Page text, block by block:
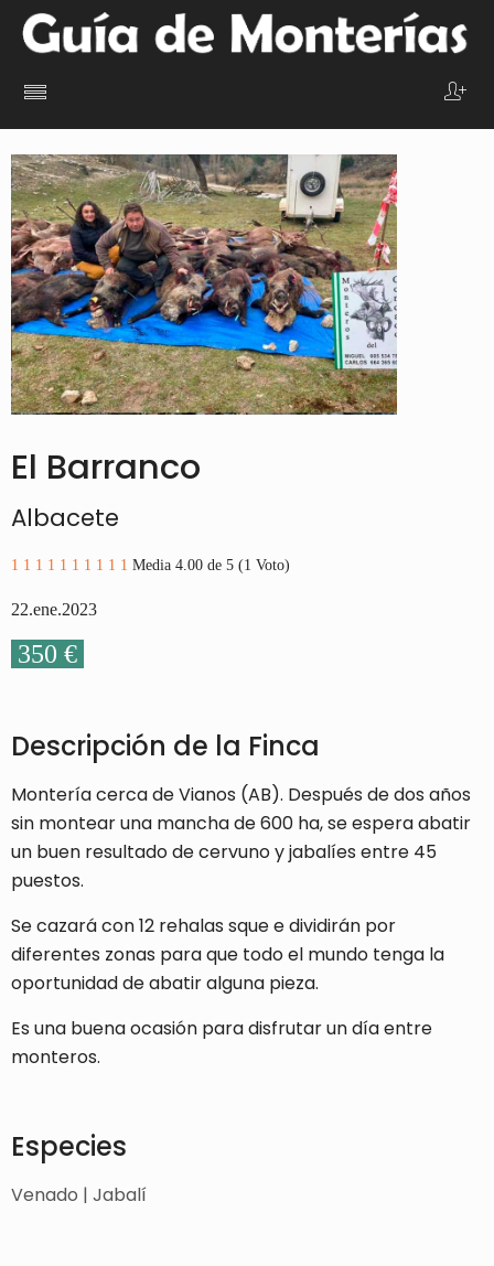
El Barranco
Albacete
1 1 1 1 1 1 1 1 1 1 Media 4.00 de 5 (1 Voto)
22.ene.2023
350 €
Descripción de la Finca
Montería cerca de Vianos (AB). Después de dos años
sin montear una mancha de 600 ha, se espera abatir
un buen resultado de cervuno y jabalíes entre 45
puestos.
Se cazará con 12 rehalas sque e dividirán por
diferentes zonas para que todo el mundo tenga la
oportunidad de abatir alguna pieza.
Es una buena ocasión para disfrutar un día entre
monteros.
Especies
Venado | Jabalí